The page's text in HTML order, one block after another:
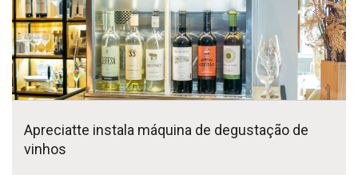
Apreciatte instala máquina de degustação de
vinhos